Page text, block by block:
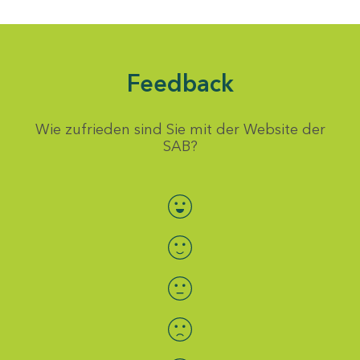
Feedback
Wie zufrieden sind Sie mit der Website der
SAB?
Bewertung auswählen